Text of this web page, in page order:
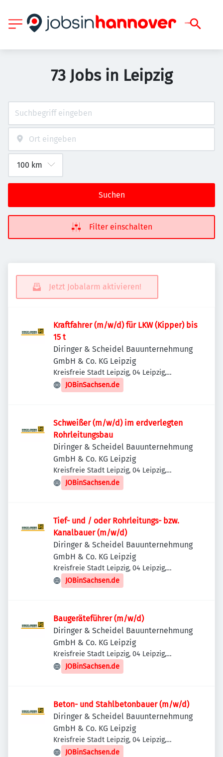
73 Jobs in Leipzig
Suchen
Filter einschalten
Jetzt Jobalarm aktivieren!
Kraftfahrer (m/w/d) für LKW (Kipper) bis
15 t
Diringer & Scheidel Bauunternehmung
GmbH & Co. KG Leipzig
Kreisfreie Stadt Leipzig, 04 Leipzig,
Deutschland
JOBinSachsen.de
Schweißer (m/w/d) im erdverlegten
Rohrleitungsbau
Diringer & Scheidel Bauunternehmung
GmbH & Co. KG Leipzig
Kreisfreie Stadt Leipzig, 04 Leipzig,
Deutschland
JOBinSachsen.de
Tief- und / oder Rohrleitungs- bzw.
Kanalbauer (m/w/d)
Diringer & Scheidel Bauunternehmung
GmbH & Co. KG Leipzig
Kreisfreie Stadt Leipzig, 04 Leipzig,
Deutschland
JOBinSachsen.de
Baugeräteführer (m/w/d)
Diringer & Scheidel Bauunternehmung
GmbH & Co. KG Leipzig
Kreisfreie Stadt Leipzig, 04 Leipzig,
Deutschland
JOBinSachsen.de
Beton- und Stahlbetonbauer (m/w/d)
Diringer & Scheidel Bauunternehmung
GmbH & Co. KG Leipzig
Kreisfreie Stadt Leipzig, 04 Leipzig,
Deutschland
JOBinSachsen.de